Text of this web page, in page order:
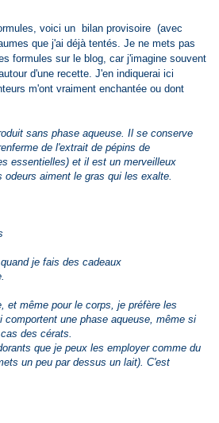
voici un bilan provisoire (avec
que j'ai déjà tentés. Je ne mets pas
formules sur le blog, car j'imagine souvent
d'une recette. J'en indiquerai ici
m'ont vraiment enchantée ou dont
sans phase aqueuse. Il se conserve
de l'extrait de pépins de
essentielles) et il est un merveilleux
aiment le gras qui les exalte.
je fais des cadeaux
et même pour le corps, je préfère les
une phase aqueuse, même si
des cérats.
que je peux les employer comme du
un peu par dessus un lait). C'est